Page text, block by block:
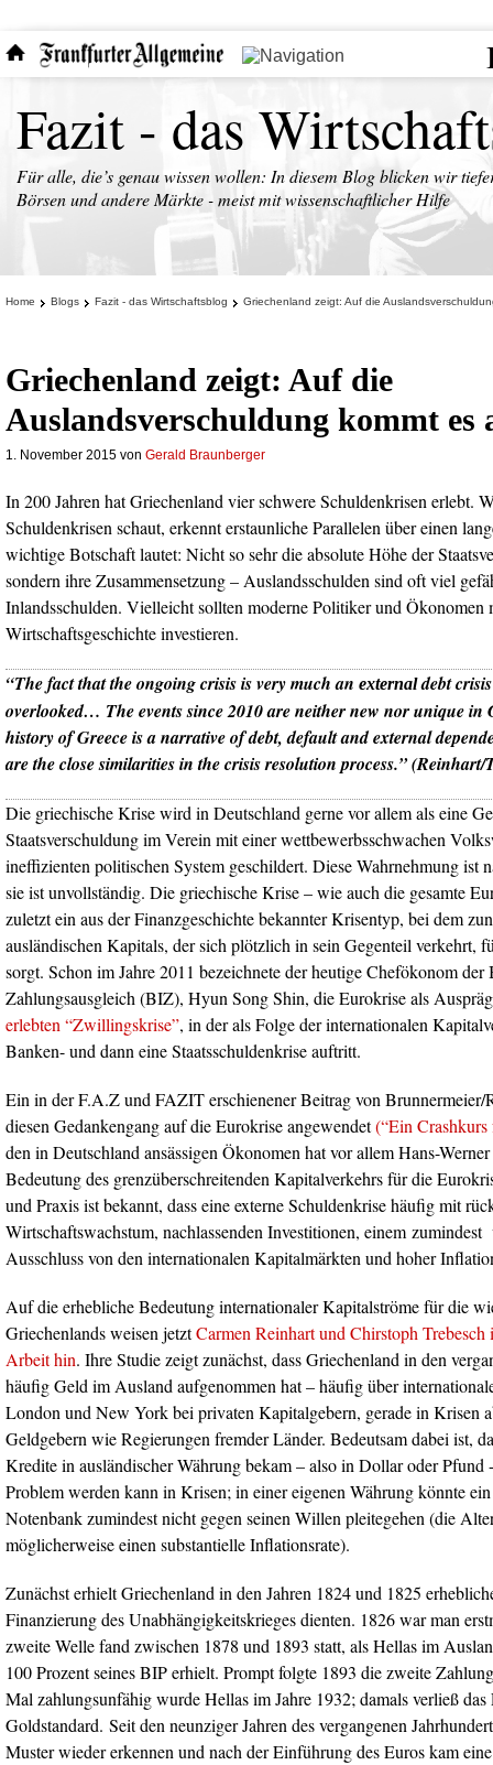
Fazit - das
Für alle, die’s genau wissen wollen: In diesem Blog blicken wir
Börsen und andere Märkte - meist mit wissenschaftlicher Hilfe
Home Blogs Fazit - das Wirtschaftsblog Griechenland zeigt: Auf die
Griechenland zeigt: Auf die
Auslandsverschuldung kommt es
1. November 2015 von Gerald Braunberger
In 200 Jahren hat Griechenland vier schwere Schuldenkrisen erlebt.
Schuldenkrisen schaut, erkennt erstaunliche Parallelen über einen
wichtige Botschaft lautet: Nicht so sehr die absolute Höhe der
sondern ihre Zusammensetzung – Auslandsschulden sind oft viel
Inlandsschulden. Vielleicht sollten moderne Politiker und Ökonomen
Wirtschaftsgeschichte investieren.
“The fact that the ongoing crisis is very much an externaldebt
overlooked… The events since 2010 are neither new nor unique
history of Greece is a narrative of debt, default and external
are the close similarities in the crisis resolution process.” (Reinhart/
Die griechische Krise wird in Deutschland gerne vor allem als eine
Staatsverschuldung im Verein mit einer wettbewerbsschwachen
ineffizienten politischen System geschildert. Diese Wahrnehmung ist
sie ist unvollständig. Die griechische Krise – wie auch die gesamte
zuletzt ein aus der Finanzgeschichte bekannter Krisentyp, bei dem
ausländischen Kapitals, der sich plötzlich in sein Gegenteil verkehrt,
sorgt. Schon im Jahre 2011 bezeichnete der heutige Chefökonom
Zahlungsausgleich (BIZ), Hyun Song Shin, die Eurokrise als
erlebten “Zwillingskrise”, in der als Folge der internationalen
Banken- und dann eine Staatsschuldenkrise auftritt.
Ein in der F.A.Z und FAZIT erschienener Beitrag von Brunnermeier/
diesen Gedankengang auf die Eurokrise angewendet(“Ein
den in Deutschland ansässigen Ökonomen hat vor allem Hans-
Bedeutung des grenzüberschreitenden Kapitalverkehrs für die
und Praxis ist bekannt, dass eine externe Schuldenkrise häufig mit
Wirtschaftswachstum, nachlassenden Investitionen, einem zumindest
Ausschluss von den internationalen Kapitalmärkten und hoher
Auf die erhebliche Bedeutung internationaler Kapitalströme für die
Griechenlands weisen jetztCarmen Reinhart und Chirstoph Trebesch
Arbeit hin. Ihre Studie zeigt zunächst, dass Griechenland in den
häufig Geld im Ausland aufgenommen hat – häufig über
London und New York bei privaten Kapitalgebern, gerade in Krisen
Geldgebern wie Regierungen fremder Länder. Bedeutsam dabei ist,
Kredite in ausländischer Währung bekam – also in Dollar oder Pfund
Problem werden kann in Krisen; in einer eigenen Währung könnte
Notenbank zumindest nicht gegen seinen Willen pleitegehen (die
möglicherweise einen substantielle Inflationsrate).
Zunächst erhielt Griechenland in den Jahren 1824 und 1825
Finanzierung des Unabhängigkeitskrieges dienten. 1826 war man
zweite Welle fand zwischen 1878 und 1893 statt, als Hellas im
100 Prozent seines BIP erhielt. Prompt folgte 1893 die zweite
Mal zahlungsunfähig wurde Hellas im Jahre 1932; damals verließ das
Goldstandard. Seit den neunziger Jahren des vergangenen
Muster wieder erkennen und nach der Einführung des Euros kam